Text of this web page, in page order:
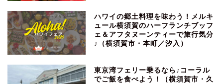
ハワイの郷土料理を味わう！メルキ
ュール横須賀のハーフランチブッフ
ェ＆アフタヌーンティーで旅行気分
♪（横須賀市・本町／汐入）
東京湾フェリー乗るなら♪コーラル
でご飯を食べよう！（横須賀市・久